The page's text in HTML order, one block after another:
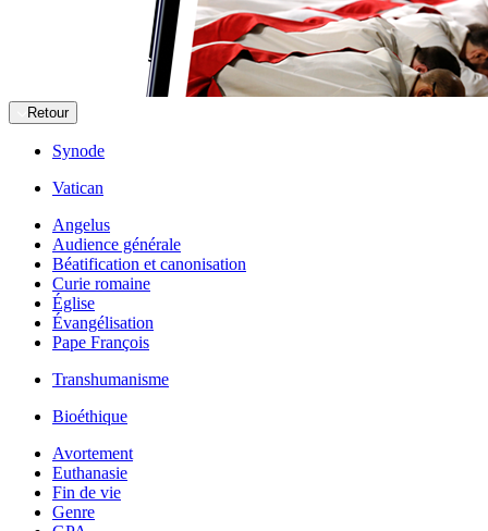
Retour
Synode
Vatican
Angelus
Audience générale
Béatification et canonisation
Curie romaine
Église
Évangélisation
Pape François
Transhumanisme
Bioéthique
Avortement
Euthanasie
Fin de vie
Genre